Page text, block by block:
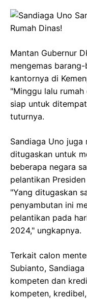
Mantan Gubernur
mengemas
kantornya di
"Minggu lalu
siap untuk
tuturnya.
Sandiaga Uno
ditugaskan untuk
beberapa negara
pelantikan
"Yang ditugaskan
penyambutan ini
pelantikan pada
2024," ungkapnya.
Terkait calon
Subianto,
kompeten dan
kompeten,